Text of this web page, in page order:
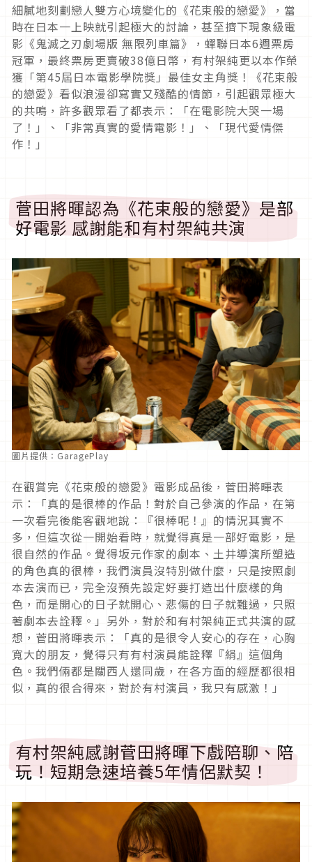
細膩地刻劃戀人雙方心境變化的《花束般的戀愛》，當
時在日本一上映就引起極大的討論，甚至擠下現象級電
影《鬼滅之刃劇場版 無限列車篇》，蟬聯日本6週票房
冠軍，最終票房更賣破38億日幣，有村架純更以本作榮
獲「第45屆日本電影學院獎」最佳女主角獎！《花束般
的戀愛》看似浪漫卻寫實又殘酷的情節，引起觀眾極大
的共鳴，許多觀眾看了都表示：「在電影院大哭一場
了！」、「非常真實的愛情電影！」、「現代愛情傑
作！」
菅田將暉認為《花束般的戀愛》是部
好電影 感謝能和有村架純共演
圖片提供：GaragePlay
在觀賞完《花束般的戀愛》電影成品後，菅田將暉表
示：「真的是很棒的作品！對於自己參演的作品，在第
一次看完後能客觀地說：『很棒呢！』的情況其實不
多，但這次從一開始看時，就覺得真是一部好電影，是
很自然的作品。覺得坂元作家的劇本、土井導演所塑造
的角色真的很棒，我們演員沒特別做什麼，只是按照劇
本去演而已，完全沒預先設定好要打造出什麼樣的角
色，而是開心的日子就開心、悲傷的日子就難過，只照
著劇本去詮釋。」另外，對於和有村架純正式共演的感
想，菅田將暉表示：「真的是很令人安心的存在，心胸
寬大的朋友，覺得只有有村演員能詮釋『絹』這個角
色。我們倆都是關西人還同歲，在各方面的經歷都很相
似，真的很合得來，對於有村演員，我只有感激！」
有村架純感謝菅田將暉下戲陪聊、陪
玩！短期急速培養5年情侶默契！